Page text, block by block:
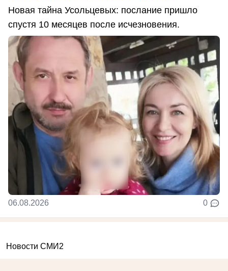
Новая тайна Усольцевых: послание пришло
спустя 10 месяцев после исчезновения.
06.08.2026 0
Новости СМИ2